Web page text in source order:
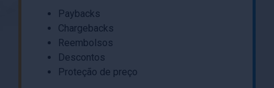
Paybacks
Chargebacks
Reembolsos
Descontos
Proteção de preço